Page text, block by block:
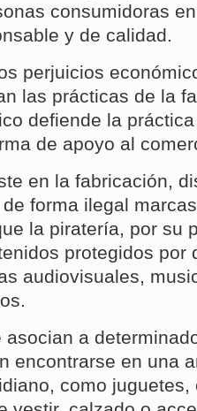
consumidoras
y de calidad.
perjuicios
las prácticas de la
defiende la
de apoyo al
en la fabricación,
forma ilegal
la piratería, por su
protegidos por
audiovisuales,
a
encontrarse en una
como